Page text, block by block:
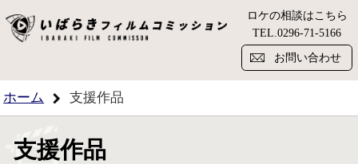
い
ロケの相談はこちら
TEL.0296-71-5166
お問い合わせ
ホーム 支援作品
支援作品